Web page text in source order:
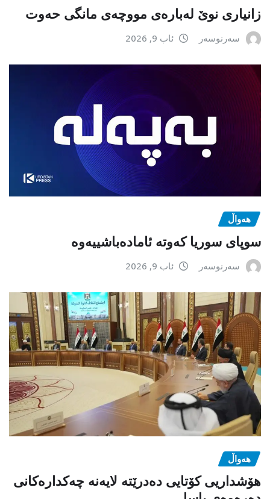
زانیاری نوێ لەبارەی مووچەی مانگی حەوت
سەرنوسەر ئاب 9, 2026
هەواڵ
سوپای سوریا کەوتە ئامادەباشییەوە
سەرنوسەر ئاب 9, 2026
هەواڵ
هۆشداریی کۆتایی دەدرێتە لایەنە چەکدارەکانی